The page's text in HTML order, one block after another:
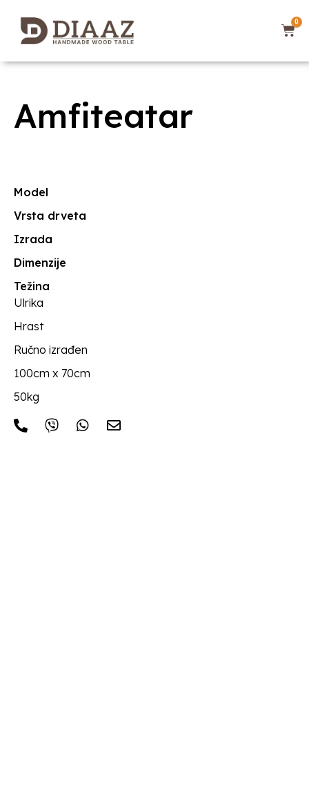
0
Amfiteatar
Model
Vrsta drveta
Izrada
Dimenzije
Težina
Ulrika
Hrast
Ručno izrađen
100cm x 70cm
50kg